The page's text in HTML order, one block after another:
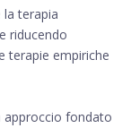
terapia
riducendo
terapie empiriche
fondato